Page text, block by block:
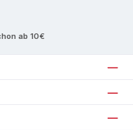
ab 10€